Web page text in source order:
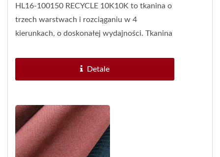
HL16-100150 RECYCLE 10K10K to tkanina o
trzech warstwach i rozciąganiu w 4
kierunkach, o doskonałej wydajności. Tkanina
Detale